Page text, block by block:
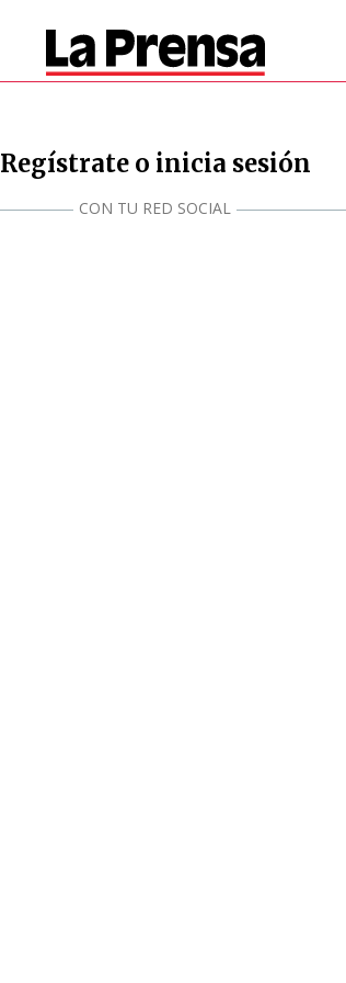
Regístrate o inicia sesión
CON TU RED SOCIAL